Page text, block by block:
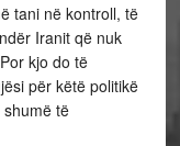
tani në kontroll, të
Iranit që nuk
kjo do të
për këtë politikë
të